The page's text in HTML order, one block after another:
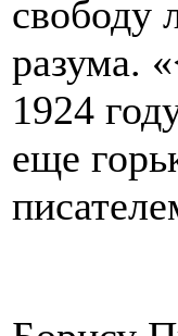
свободу
разума.
1924
еще